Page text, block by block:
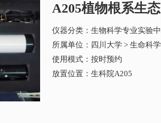
A205植物根系生
仪器分类：生物科学专业实验
所属单位： 四川大学 > 生命科
使用模式：按时预约
放置位置：生科院A205